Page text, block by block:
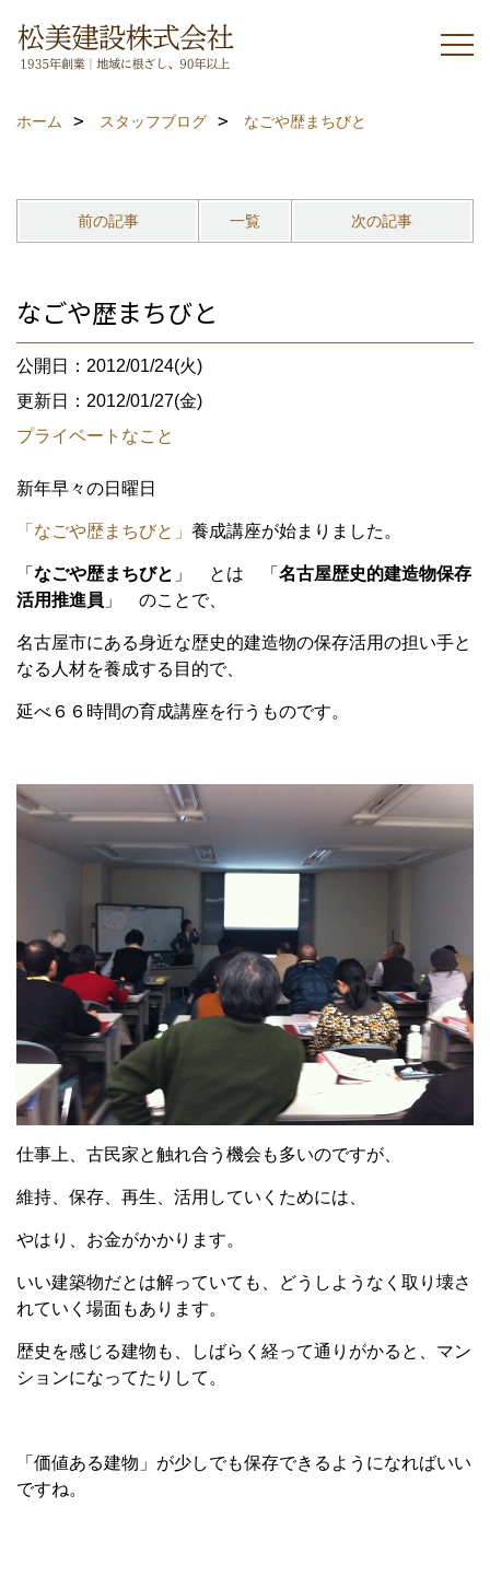
ホーム スタッフブログ なごや歴まちびと
前の記事 一覧 次の記事
なごや歴まちびと
公開日：2012/01/24(火)
更新日：2012/01/27(金)
プライベートなこと
新年早々の日曜日
「なごや歴まちびと」 養成講座が始まりました。
「 なごや歴まちびと 」 とは 「 名古屋歴史的建造物保存
活用推進員 」 のことで、
名古屋市にある身近な歴史的建造物の保存活用の担い手と
なる人材を養成する目的で、
延べ６６時間の育成講座を行うものです。
仕事上、古民家と触れ合う機会も多いのですが、
維持、保存、再生、活用していくためには、
やはり、お金がかかります。
いい建築物だとは解っていても、どうしようなく取り壊さ
れていく場面もあります。
歴史を感じる建物も、しばらく経って通りがかると、マン
ションになってたりして。
「価値ある建物」が少しでも保存できるようになればいい
ですね。